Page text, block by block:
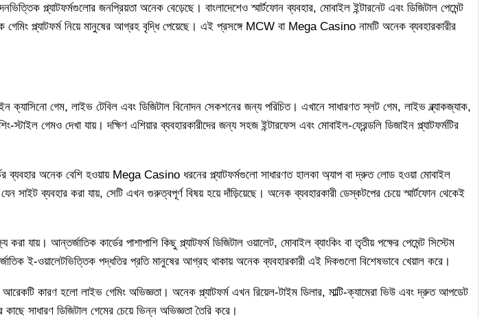
প্ল্যাটফর্মগুলোর জনপ্রিয়তা অনেক বেড়েছে। বাংলাদেশেও স্মার্টফোন ব্যবহার, মোবাইল ইন্টারনেট এবং ডিজিটাল পেমেন্ট
গেমিং প্ল্যাটফর্ম নিয়ে মানুষের আগ্রহ বৃদ্ধি পেয়েছে। এই প্রসঙ্গে MCW বা Mega Casino নামটি অনেক ব্যবহারকারীর
গেম, লাইভ টেবিল এবং ডিজিটাল বিনোদন সেকশনের জন্য পরিচিত। এখানে সাধারণত স্লট গেম, লাইভ ব্ল্যাকজ্যাক,
স্টাইল গেমও দেখা যায়। দক্ষিণ এশিয়ার ব্যবহারকারীদের জন্য সহজ ইন্টারফেস এবং মোবাইল-ফ্রেন্ডলি ডিজাইন প্ল্যাটফর্মটির
ব্যবহার অনেক বেশি হওয়ায় Mega Casino ধরনের প্ল্যাটফর্মগুলো সাধারণত হালকা অ্যাপ বা দ্রুত লোড হওয়া মোবাইল
সাইট ব্যবহার করা যায়, সেটি এখন গুরুত্বপূর্ণ বিষয় হয়ে দাঁড়িয়েছে। অনেক ব্যবহারকারী ডেস্কটপের চেয়ে স্মার্টফোন থেকেই
করা যায়। আন্তর্জাতিক কার্ডের পাশাপাশি কিছু প্ল্যাটফর্ম ডিজিটাল ওয়ালেট, মোবাইল ব্যাংকিং বা তৃতীয় পক্ষের পেমেন্ট সিস্টেম
ই-ওয়ালেটভিত্তিক পদ্ধতির প্রতি মানুষের আগ্রহ থাকায় অনেক ব্যবহারকারী এই দিকগুলো বিশেষভাবে খেয়াল করে।
কারণ হলো লাইভ গেমিং অভিজ্ঞতা। অনেক প্ল্যাটফর্ম এখন রিয়েল-টাইম ডিলার, মাল্টি-ক্যামেরা ভিউ এবং দ্রুত আপডেট
কাছে সাধারণ ডিজিটাল গেমের চেয়ে ভিন্ন অভিজ্ঞতা তৈরি করে।